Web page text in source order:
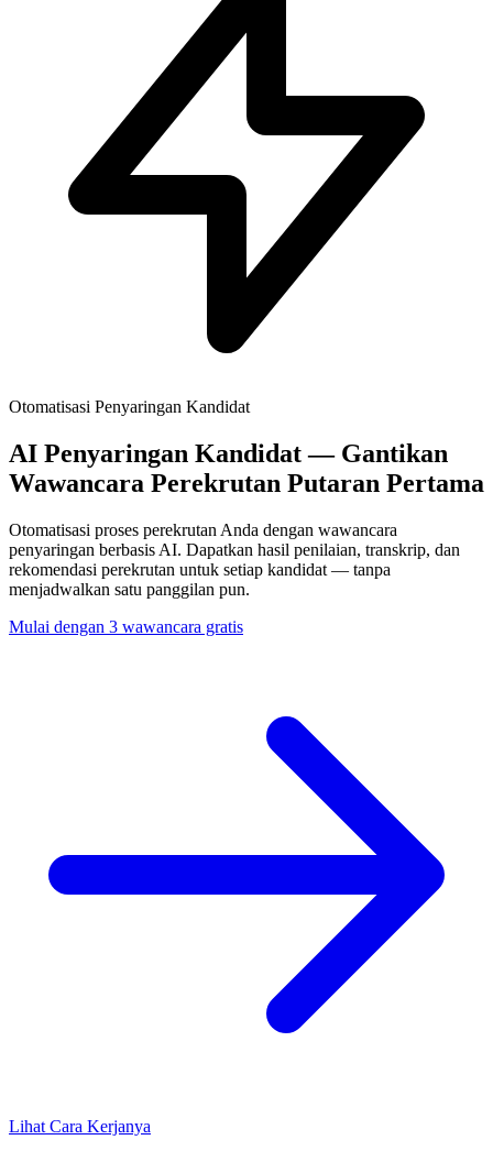
Otomatisasi Penyaringan Kandidat
AI Penyaringan Kandidat — Gantikan
Wawancara Perekrutan Putaran Pertama
Otomatisasi proses perekrutan Anda dengan wawancara
penyaringan berbasis AI. Dapatkan hasil penilaian, transkrip, dan
rekomendasi perekrutan untuk setiap kandidat — tanpa
menjadwalkan satu panggilan pun.
Mulai dengan 3 wawancara gratis
Lihat Cara Kerjanya